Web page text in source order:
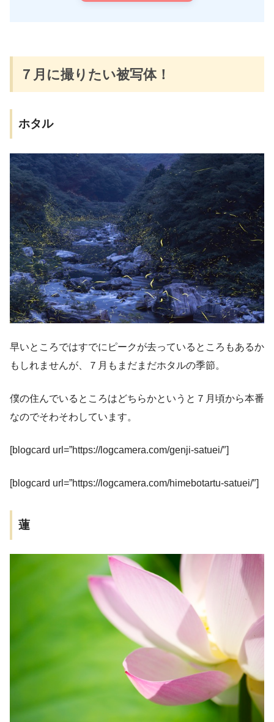
７月に撮りたい被写体！
ホタル
早いところではすでにピークが去っているところもあるか
もしれませんが、７月もまだまだホタルの季節。
僕の住んでいるところはどちらかというと７月頃から本番
なのでそわそわしています。
[blogcard url=”https://logcamera.com/genji-satuei/″]
[blogcard url=”https://logcamera.com/himebotartu-satuei/″]
蓮